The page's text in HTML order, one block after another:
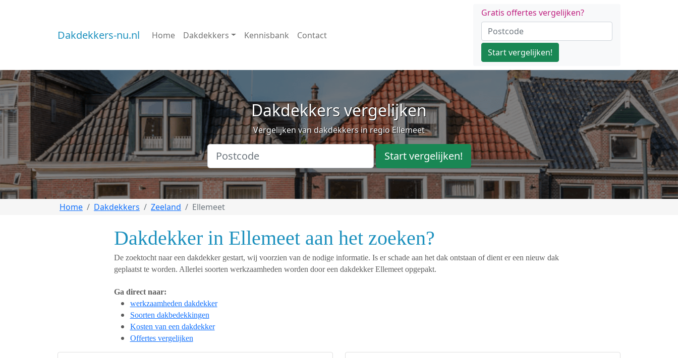
Dakdekkers-nu.nl Home Dakdekkers Kennisbank Contact
Gratis offertes vergelijken?
Start vergelijken!
Dakdekkers vergelijken
Vergelijken van dakdekkers in regio Ellemeet
Start vergelijken!
Home Dakdekkers Zeeland Ellemeet
Dakdekker in Ellemeet aan het zoeken?
De zoektocht naar een dakdekker gestart, wij voorzien van de nodige informatie. Is er schade aan het dak ontstaan of dient er een nieuw dak
geplaatst te worden. Allerlei soorten werkzaamheden worden door een dakdekker Ellemeet opgepakt.
Ga direct naar:
werkzaamheden dakdekker
Soorten dakbedekkingen
Kosten van een dakdekker
Offertes vergelijken